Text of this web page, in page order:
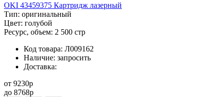
OKI 43459375 Картридж лазерный
Тип: оригинальный
Цвет: голубой
Ресурс, объем: 2 500 стр
Код товара: Л009162
Наличие: запросить
Доставка:
от 9230p
до 8768p